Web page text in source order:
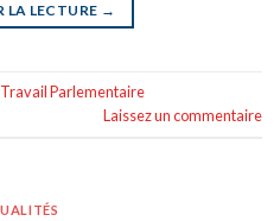
LA LECTURE →
Travail Parlementaire
Laissez un commentaire